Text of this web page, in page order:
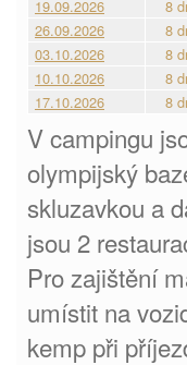
19.09.2026 8
26.09.2026
8
03.10.2026
8
10.10.2026
8
17.10.2026
8
V campingu
olympijský
skluzavkou a
jsou 2
Pro zajištění
umístit na
kemp při